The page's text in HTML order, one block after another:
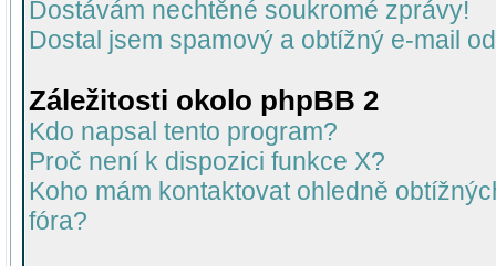
Dostávám nechtěné soukromé zprávy!
Dostal jsem spamový a obtížný e-mail
Záležitosti okolo phpBB 2
Kdo napsal tento program?
Proč není k dispozici funkce X?
Koho mám kontaktovat ohledně
fóra?